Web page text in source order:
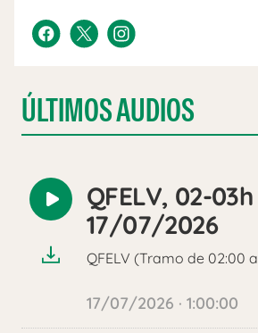
ÚLTIMOS AUDIOS
Reproducir
audio
QFELV, 02-
17/07/2026
QFELV (Tramo de 02:00
17/07/2026 · 1:00:00